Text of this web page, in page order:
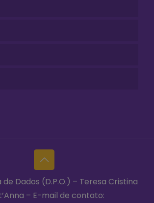
Dados (D.P.O.) – Teresa Cristina
– E-mail de contato: